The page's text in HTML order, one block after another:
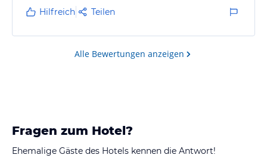
Alpenbad Leutasch/Österreich kein Problem. Und die
Alpen grüßen von überall.......
Hilfreich Teilen
Alle Bewertungen anzeigen
Fragen zum Hotel?
Ehemalige Gäste des Hotels kennen die Antwort!